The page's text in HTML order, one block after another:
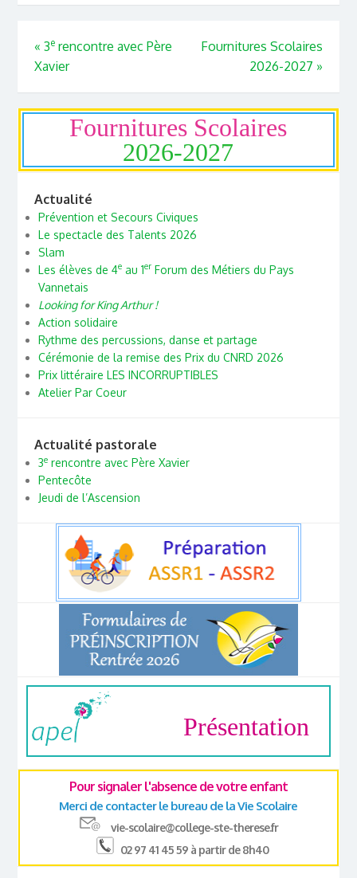
« 3erencontre avec Père
Xavier
Fournitures Scolaires
2026-2027 »
Fournitures Scolaires
2026-2027
Actualité
Prévention et Secours Civiques
Le spectacle des Talents 2026
Slam
Les élèves de 4eau 1erForum des Métiers du Pays
Vannetais
Looking for King Arthur !
Action solidaire
Rythme des percussions, danse et partage
Cérémonie de la remise des Prix du CNRD 2026
Prix littéraire LES INCORRUPTIBLES
Atelier Par Coeur
Actualité pastorale
3erencontre avec Père Xavier
Pentecôte
Jeudi de l’Ascension
Présentation
Pour signaler l'absence de votre enfant
Merci de contacter le bureau de la Vie Scolaire
vie-scolaire@college-ste-therese.fr
02 97 41 45 59 à partir de 8h40